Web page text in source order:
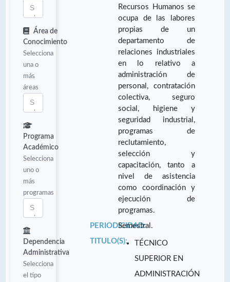
Área de
Conocimiento
Selecciona
una o
más
áreas
Programa
Académico
Selecciona
uno o
más
programas
Dependencia
Administrativa
Selecciona
el tipo
Recursos Humanos se
ocupa de las labores
propias de un
departamento de
relaciones industriales
en lo relativo a
administración de
personal, contratación
colectiva, seguro
social, higiene y
seguridad industrial,
programas de
reclutamiento,
selección y
capacitación, tanto a
nivel de asistencia
como coordinación y
ejecución de
programas.
PERIODICIDAD:
Semestral.
TITULO(S):
TÉCNICO
SUPERIOR EN
ADMINISTRACIÓN